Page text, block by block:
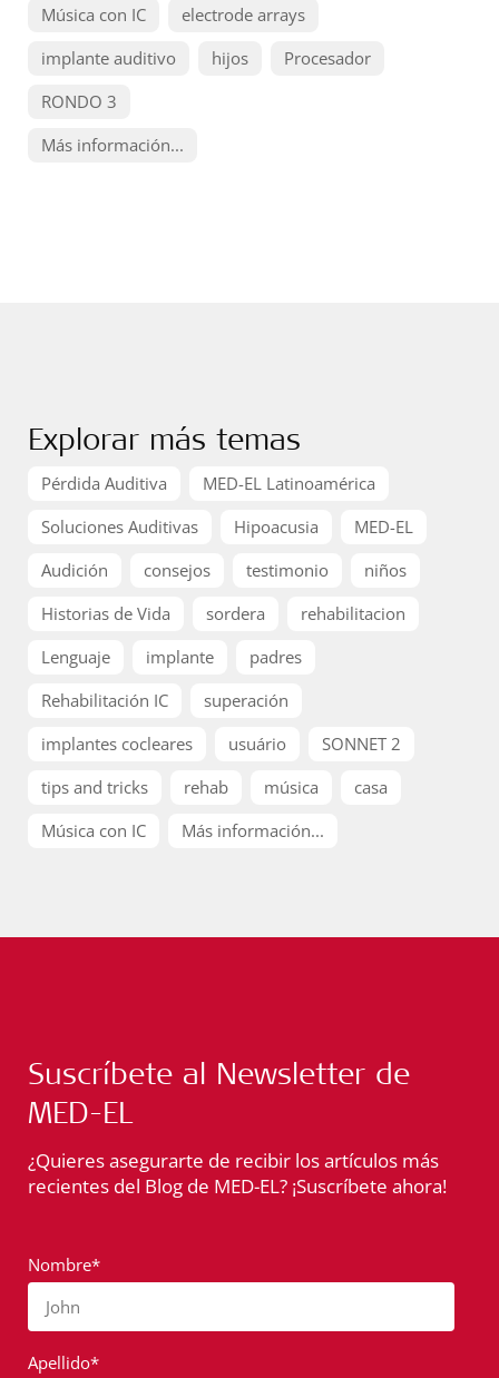
Música con IC
electrode arrays
implante auditivo
hijos
Procesador
RONDO 3
Más información...
Explorar más temas
Pérdida Auditiva
MED-EL Latinoamérica
Soluciones Auditivas
Hipoacusia
MED-EL
Audición
consejos testimonio
niños
Historias de Vida
sordera
rehabilitacion
Lenguaje
implante
padres
Rehabilitación IC
superación
implantes cocleares
usuário
SONNET 2
tips and tricks
rehab música
casa
Música con IC
Más información...
Suscríbete al Newsletter de
MED-EL
¿Quieres asegurarte de recibir los artículos más
recientes del Blog de MED-EL? ¡Suscríbete ahora!
Nombre*
John
Apellido*